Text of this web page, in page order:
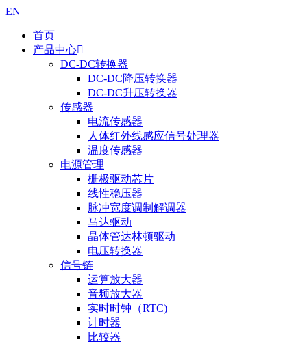
EN
首页
产品中心
DC-DC转换器
DC-DC降压转换器
DC-DC升压转换器
传感器
电流传感器
人体红外线感应信号处理器
温度传感器
电源管理
栅极驱动芯片
线性稳压器
脉冲宽度调制解调器
马达驱动
晶体管达林顿驱动
电压转换器
信号链
运算放大器
音频放大器
实时时钟（RTC)
计时器
比较器